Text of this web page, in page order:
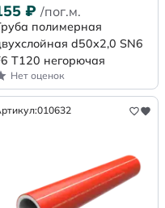
₽ /пог.м.
полимерная
d50х2,0 SN6
Т120 негорючая
Нет оценок
010632